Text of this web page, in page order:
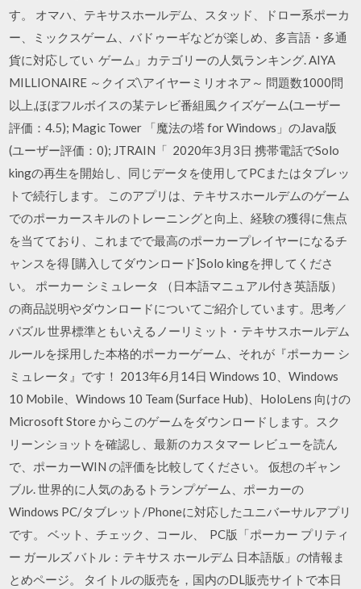
す。 オマハ、テキサスホールデム、スタッド、ドロー系ポーカ
ー、ミックスゲーム、バドゥーギなどが楽しめ、多言語・多通
貨に対応してい ゲーム」カテゴリーの人気ランキング. AIYA
MILLIONAIRE ～クイズ\アイヤーミリオネア～ 問題数1000問
以上,ほぼフルボイスの某テレビ番組風クイズゲーム(ユーザー
評価：4.5); Magic Tower 「魔法の塔 for Windows」のJava版
(ユーザー評価：0); JTRAIN「 2020年3月3日 携帯電話でSolo
kingの再生を開始し、同じデータを使用してPCまたはタブレッ
トで続行します。 このアプリは、テキサスホールデムのゲーム
でのポーカースキルのトレーニングと向上、経験の獲得に焦点
を当てており、これまでで最高のポーカープレイヤーになるチ
ャンスを得 [購入してダウンロード]Solo kingを押してくださ
い。 ポーカー シミュレータ （日本語マニュアル付き英語版）
の商品説明やダウンロードについてご紹介しています。思考／
パズル 世界標準ともいえるノーリミット・テキサスホールデム
ルールを採用した本格的ポーカーゲーム、それが『ポーカー シ
ミュレータ』です！ 2013年6月14日 Windows 10、Windows
10 Mobile、Windows 10 Team (Surface Hub)、HoloLens 向けの
Microsoft Store からこのゲームをダウンロードします。スク
リーンショットを確認し、最新のカスタマー レビューを読ん
で、ポーカーWIN の評価を比較してください。 仮想のギャン
ブル. 世界的に人気のあるトランプゲーム、ポーカーの
Windows PC/タブレット/Phoneに対応したユニバーサルアプリ
です。 ベット、チェック、コール、 PC版「ポーカー プリティ
ー ガールズ バトル：テキサス ホールデム 日本語版」の情報ま
とめページ。 タイトルの販売を，国内のDL販売サイトで本日